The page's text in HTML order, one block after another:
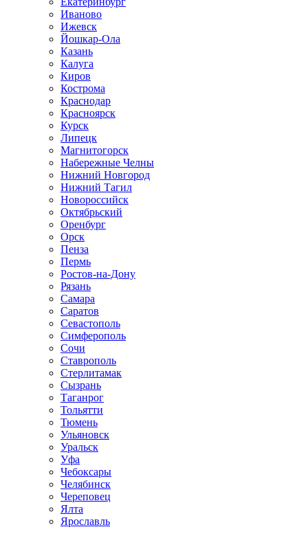
Иваново
Ижевск
Йошкар-Ола
Казань
Калуга
Киров
Кострома
Краснодар
Красноярск
Курск
Липецк
Магнитогорск
Набережные Челны
Нижний Новгород
Нижний Тагил
Новороссийск
Октябрьский
Оренбург
Орск
Пенза
Пермь
Ростов-на-Дону
Рязань
Самара
Саратов
Севастополь
Симферополь
Сочи
Ставрополь
Стерлитамак
Сызрань
Таганрог
Тольятти
Тюмень
Ульяновск
Уральск
Уфа
Чебоксары
Челябинск
Череповец
Ялта
Ярославль